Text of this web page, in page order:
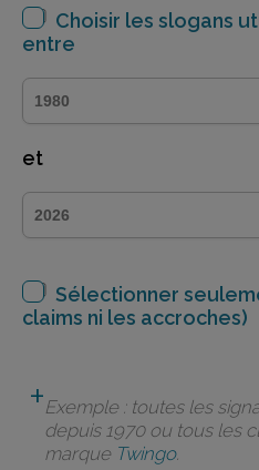
Choisir les slogans
entre
et
Sélectionner
claims ni les accroches)
Exemple : toutes les
depuis 1970 ou tous les
marque Twingo.